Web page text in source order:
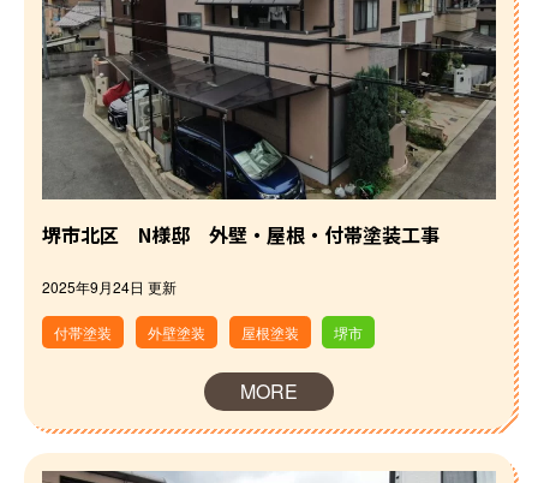
堺市北区 N様邸 外壁・屋根・付帯塗装工事
2025年9月24日 更新
付帯塗装 外壁塗装 屋根塗装 堺市
MORE